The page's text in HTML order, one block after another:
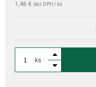
1,46 € bez DPH / ks
ks